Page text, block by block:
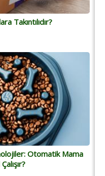
Takıntılıdır?
Otomatik Mama